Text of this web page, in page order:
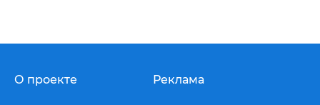
О проекте Реклама